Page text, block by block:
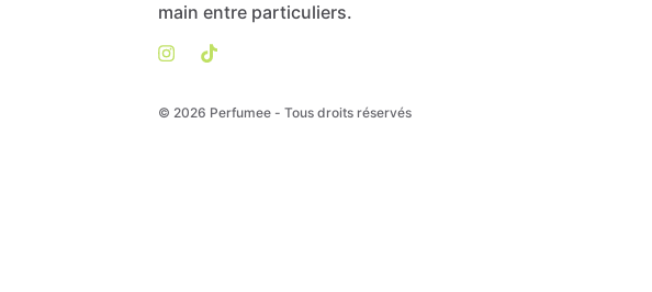
main entre particuliers.
© 2026 Perfumee - Tous droits réservés